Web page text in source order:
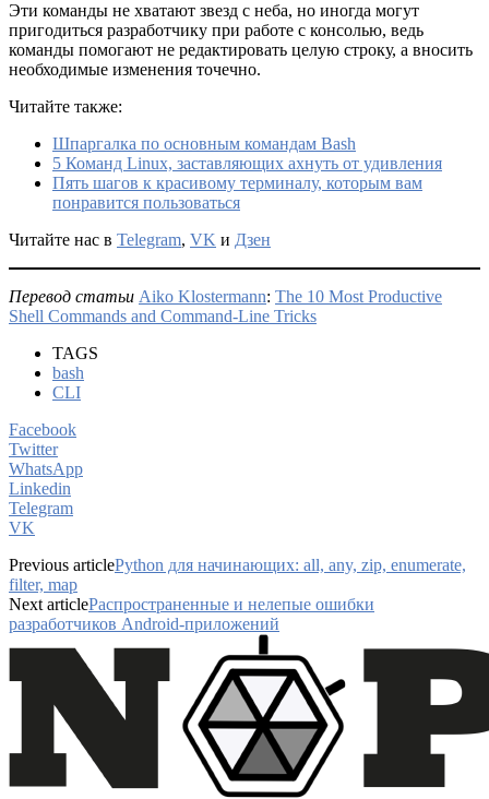
Эти команды не хватают звезд с неба, но иногда могут
пригодиться разработчику при работе с консолью, ведь
команды помогают не редактировать целую строку, а вносить
необходимые изменения точечно.
Читайте также:
Шпаргалка по основным командам Bash
5 Команд Linux, заставляющих ахнуть от удивления
Пять шагов к красивому терминалу, которым вам
понравится пользоваться
Читайте нас в Telegram, VK и Дзен
Перевод статьи Aiko Klostermann: The 10 Most Productive
Shell Commands and Command-Line Tricks
TAGS
bash
CLI
Facebook
Twitter
WhatsApp
Linkedin
Telegram
VK
Previous articlePython для начинающих: all, any, zip, enumerate,
filter, map
Next articleРаспространенные и нелепые ошибки
разработчиков Android-приложений